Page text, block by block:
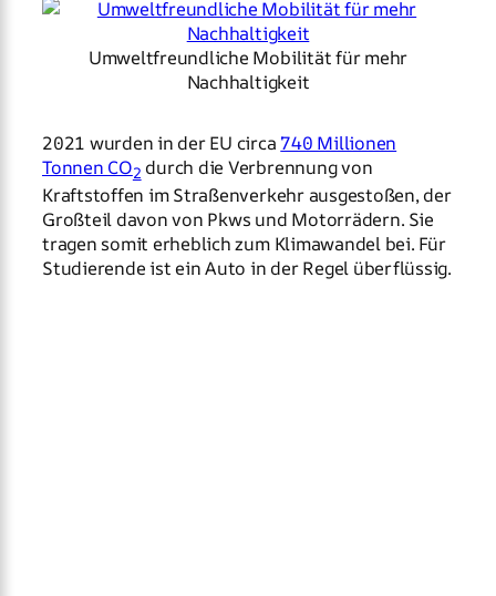
Umweltfreundliche Mobilität für mehr
Nachhaltigkeit
2021 wurden in der EU circa 740 Millionen
Tonnen CO2 durch die Verbrennung von
Kraftstoffen im Straßenverkehr ausgestoßen, der
Großteil davon von Pkws und Motorrädern. Sie
tragen somit erheblich zum Klimawandel bei. Für
Studierende ist ein Auto in der Regel überflüssig.